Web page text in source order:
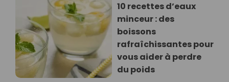
10 recettes d’eaux
minceur : des
boissons
rafraîchissantes pour
vous aider à perdre
du poids